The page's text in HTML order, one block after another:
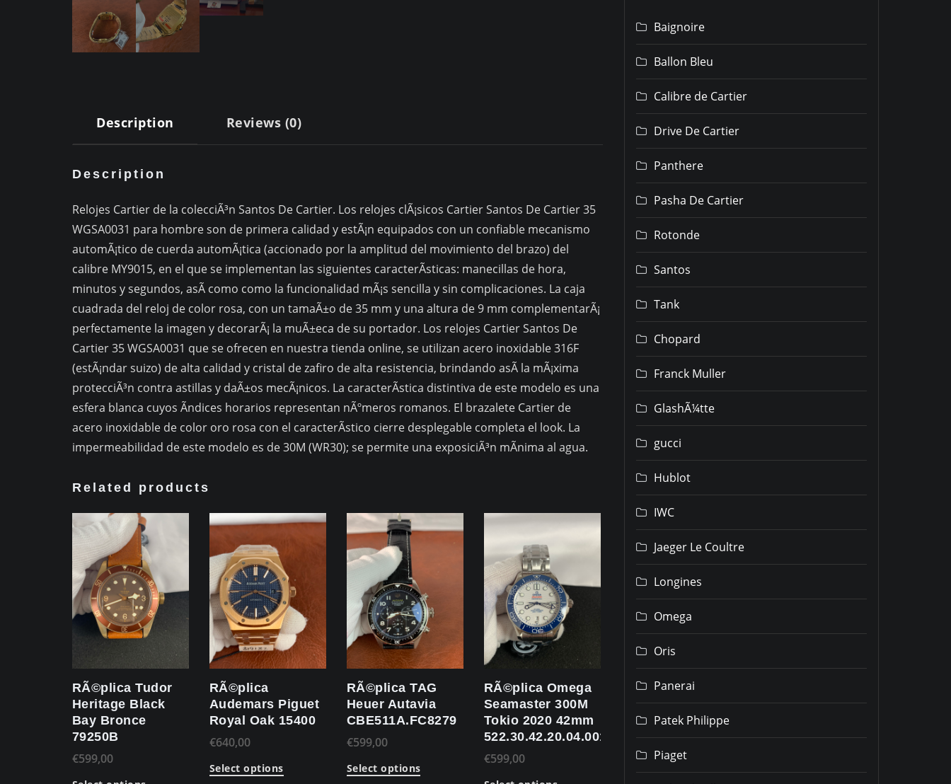
Description Reviews (0)
Description
Relojes Cartier de la colecciÃ³n Santos De Cartier. Los relojes clÃ¡sicos Cartier Santos De Cartier 35
WGSA0031 para hombre son de primera calidad y estÃ¡n equipados con un confiable mecanismo
automÃ¡tico de cuerda automÃ¡tica (accionado por la amplitud del movimiento del brazo) del
calibre MY9015, en el que se implementan las siguientes caracterÃ­sticas: manecillas de hora,
minutos y segundos, asÃ­ como como la funcionalidad mÃ¡s sencilla y sin complicaciones. La caja
cuadrada del reloj de color rosa, con un tamaÃ±o de 35 mm y una altura de 9 mm complementarÃ¡
perfectamente la imagen y decorarÃ¡ la muÃ±eca de su portador. Los relojes Cartier Santos De
Cartier 35 WGSA0031 que se ofrecen en nuestra tienda online, se utilizan acero inoxidable 316F
(estÃ¡ndar suizo) de alta calidad y cristal de zafiro de alta resistencia, brindando asÃ­ la mÃ¡xima
protecciÃ³n contra astillas y daÃ±os mecÃ¡nicos. La caracterÃ­stica distintiva de este modelo es una
esfera blanca cuyos Ã­ndices horarios representan nÃºmeros romanos. El brazalete Cartier de
acero inoxidable de color oro rosa con el caracterÃ­stico cierre desplegable completa el look. La
impermeabilidad de este modelo es de 30M (WR30); se permite una exposiciÃ³n mÃ­nima al agua.
Related products
RÃ©plica Tudor
Heritage Black
Bay Bronce
79250B
€599,00
RÃ©plica
Audemars Piguet
Royal Oak 15400
€640,00
Select options
RÃ©plica TAG
Heuer Autavia
CBE511A.FC8279
€599,00
Select options
RÃ©plica Omega
Seamaster 300M
Tokio 2020 42mm
522.30.42.20.04.001
€599,00
Baignoire
Ballon Bleu
Calibre de Cartier
Drive De Cartier
Panthere
Pasha De Cartier
Rotonde
Santos
Tank
Chopard
Franck Muller
GlashÃ¼tte
gucci
Hublot
IWC
Jaeger Le Coultre
Longines
Omega
Oris
Panerai
Patek Philippe
Piaget